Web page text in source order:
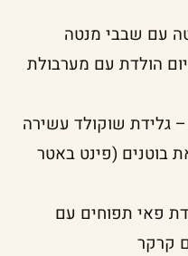
עם שבבי מנטה
הולדת עם מערבולת
– גלידת שוקולד עשירה
בוטנים (פינט באטר
פאי תפוחים עם
קרקר